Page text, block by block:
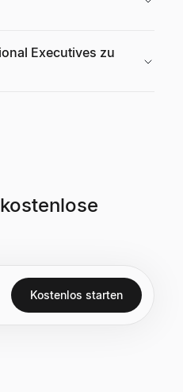
Executives zu
Kostenlos starten